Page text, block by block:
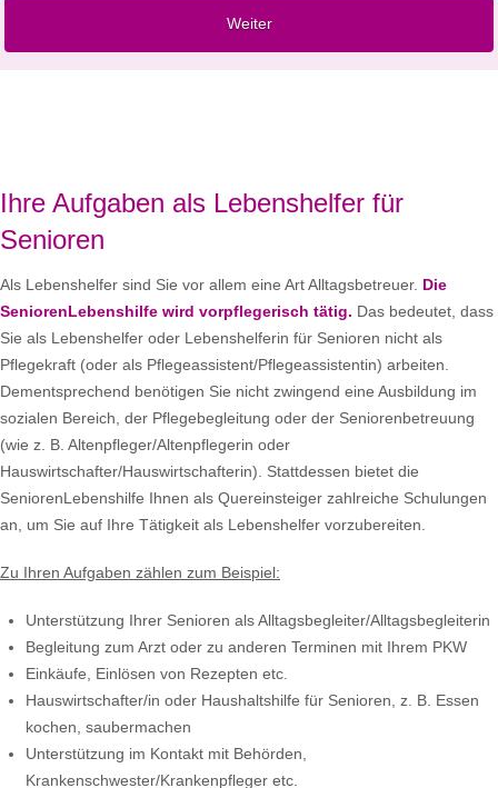
Ihre Aufgaben als Lebenshelfer für
Senioren
Als Lebenshelfer sind Sie vor allem eine Art Alltagsbetreuer. Die
SeniorenLebenshilfe wird vorpflegerisch tätig. Das bedeutet, dass
Sie als Lebenshelfer oder Lebenshelferin für Senioren nicht als
Pflegekraft (oder als Pflegeassistent/Pflegeassistentin) arbeiten.
Dementsprechend benötigen Sie nicht zwingend eine Ausbildung im
sozialen Bereich, der Pflegebegleitung oder der Seniorenbetreuung
(wie z. B. Altenpfleger/Altenpflegerin oder
Hauswirtschafter/Hauswirtschafterin). Stattdessen bietet die
SeniorenLebenshilfe Ihnen als Quereinsteiger zahlreiche Schulungen
an, um Sie auf Ihre Tätigkeit als Lebenshelfer vorzubereiten.
Zu Ihren Aufgaben zählen zum Beispiel:
Unterstützung Ihrer Senioren als Alltagsbegleiter/Alltagsbegleiterin
Begleitung zum Arzt oder zu anderen Terminen mit Ihrem PKW
Einkäufe, Einlösen von Rezepten etc.
Hauswirtschafter/in oder Haushaltshilfe für Senioren, z. B. Essen
kochen, saubermachen
Unterstützung im Kontakt mit Behörden,
Krankenschwester/Krankenpfleger etc.